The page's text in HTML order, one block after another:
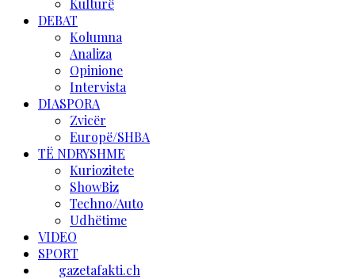
Kulturë
DEBAT
Kolumna
Analiza
Opinione
Intervista
DIASPORA
Zvicër
Europë/SHBA
TË NDRYSHME
Kuriozitete
ShowBiz
Techno/Auto
Udhëtime
VIDEO
SPORT
gazetafakti.ch